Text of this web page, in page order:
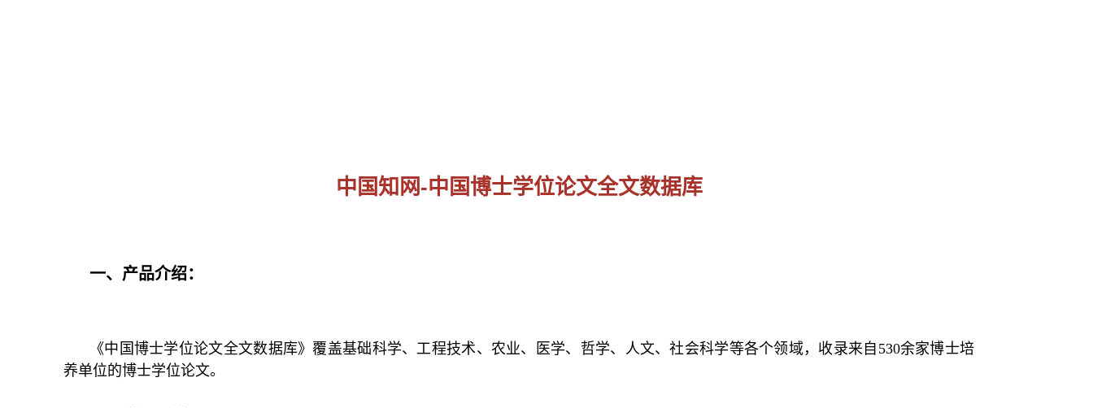
中国知网-中国博士学位论文全文数据库
一、产品介绍：
《中国博士学位论文全文数据库》覆盖基础科学、工程技术、农业、医学、哲学、人文、社会科学等各个领域，收录来自530余家博士培
养单位的博士学位论文。